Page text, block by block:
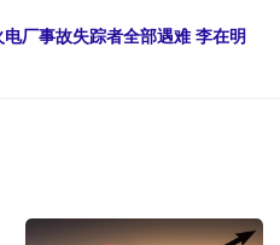
厂事故失踪者全部遇难 李在明